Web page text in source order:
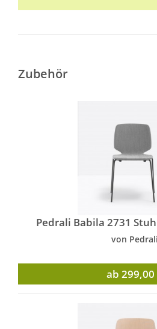
Zubehör
Pedrali Babila 2731
von Pedrali
ab 299,00